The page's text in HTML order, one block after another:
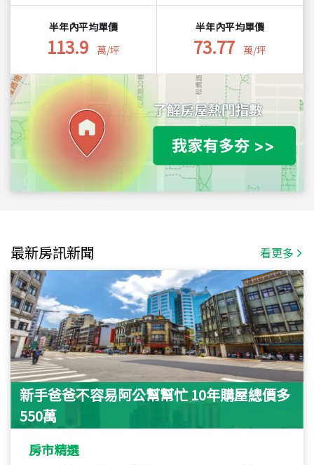
半年內平均單價
113.9 萬/坪
半年內平均單價
73.77 萬/坪
最新房訊新聞 看更多
新手爸爸不容易阿公幫幫忙 10年購屋總價多
550萬
房市精選